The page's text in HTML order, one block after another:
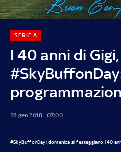
I 40 anni di
SERIE A
28 gen 2018 - 07:00
#SkyBuffonDay: domenica si festeggiano i 40